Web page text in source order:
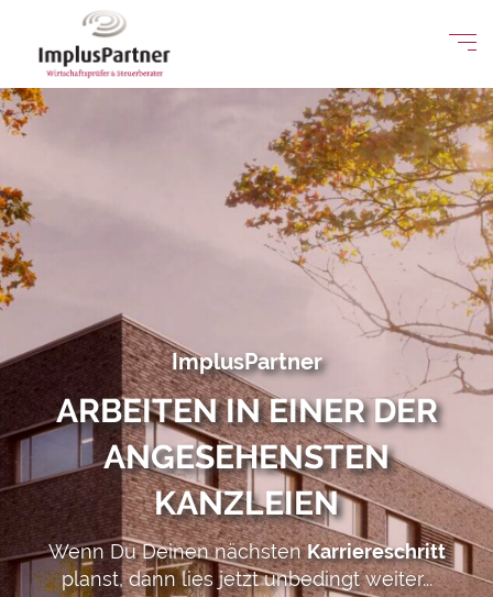
ImplusPartner
ARBEITEN IN EINER DER
ANGESEHENSTEN
KANZLEIEN
Wenn Du Deinen nächstenKarriereschritt
planst, dann lies jetzt unbedingt weiter...